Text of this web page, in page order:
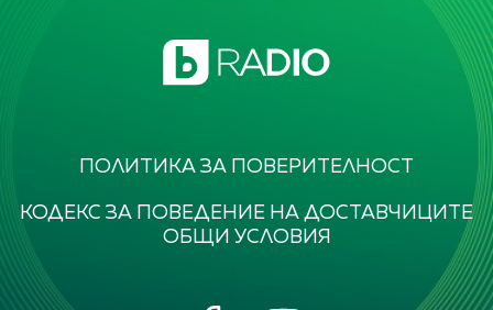
ПОЛИТИКА ЗА ПОВЕРИТЕЛНОСТ
КОДЕКС ЗА ПОВЕДЕНИЕ НА ДОСТАВЧИЦИТЕ
ОБЩИ УСЛОВИЯ